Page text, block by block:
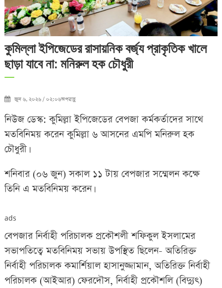
কুমিল্লা ইপিজেডের রাসায়নিক বর্জ্য প্রাকৃতিক খালে
ছাড়া যাবে না: মনিরুল হক চৌধুরী
জুন ৬, ২০২৬ / ০২:০৬অপরাহ্ণ
নিউজ ডেস্ক: কুমিল্লা ইপিজেডের বেপজা কর্মকর্তাদের সাথে
মতবিনিময় করেন কুমিল্লা ৬ আসনের এমপি মনিরুল হক
চৌধুরী।
শনিবার (০৬ জুন) সকাল ১১ টায় বেপজার সম্মেলন কক্ষে
তিনি এ মতবিনিময় করেন।
ads
বেপজার নির্বাহী পরিচালক প্রকৌশলী শফিকুল ইসলামের
সভাপতিত্বে মতবিনিময় সভায় উপস্থিত ছিলেন- অতিরিক্ত
নির্বাহী পরিচালক কমার্শিয়াল হাসানুজ্জামান, অতিরিক্ত নির্বাহী
পরিচালক (আইআর) ফেরদৌস, নির্বাহী প্রকৌশলি (বিদ্যুৎ)